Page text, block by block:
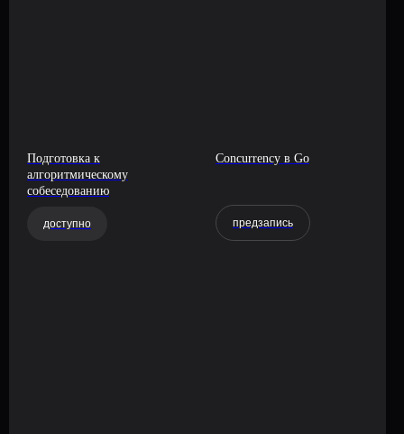
Подготовка к
алгоритмическому
собеседованию
доступно
Concurrency в Go
предзапись